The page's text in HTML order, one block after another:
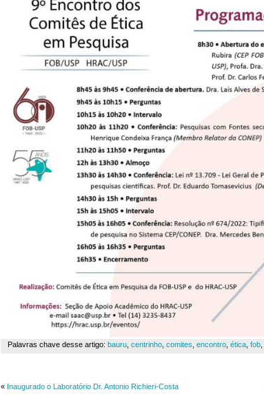
Palavras chave desse artigo: bauru centrinho comites encontro ética fob
« Inaugurado o Laboratório Dr. Antonio Richieri-Costa